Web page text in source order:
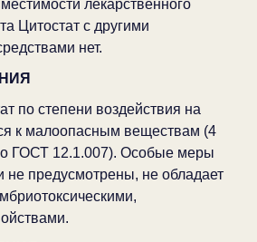
лекарственного
Цитостат с другими
нет.
по степени воздействия на
к малоопасным веществам (4
ГОСТ 12.1.007). Особые меры
не предусмотрены, не обладает